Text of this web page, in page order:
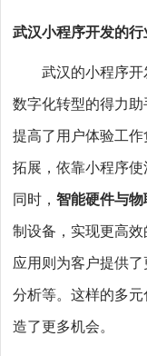
武汉小程序开发的
武汉的小程序
数字化转型的得力助
提高了用户体验工作
拓展，依靠小程序
同时，智能硬件与物
制设备，实现更高
应用则为客户提供
分析等。这样的多
造了更多机会。